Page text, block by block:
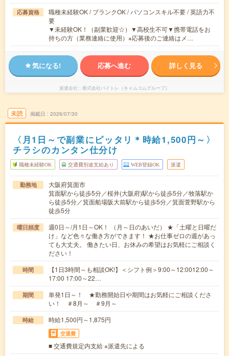
応募資格
職種未経験OK / ブランクOK / パソコンスキル不要 / 英語力不
要
▼未経験OK！（副業歓迎☆）▼高校生不可▼携帯電話をお
持ちの方（業務連絡に使用）※応募後のご連絡はメ…
気になる! 応募へ進む 詳しく見る
派遣会社 株式会社バイトレ（キャムコムグループ）
未読 掲載日 2026/07/30
〈月1日～で副業にピッタリ＊時給1,500円～〉
チラシのカンタン仕分け
職種未経験OK 交通費別途支給あり WEB登録OK 派遣
勤務地
大阪府箕面市
箕面駅から徒歩5分／桜井(大阪府)駅から徒歩5分／牧落駅か
ら徒歩5分／箕面船場阪大前駅から徒歩5分／箕面萱野駅から
徒歩5分
曜日頻度
週0日～/月1日～OK！ （月～日のあいだ） ★「土曜と日曜だ
け」など色々な働き方ができます！ ★お仕事ゼロの週があっ
ても大丈夫。 働きたい日、お休みの希望はお気軽にご相談く
ださい！
時間
【1日3時間～も相談OK!】＜シフト例＞9:00～12:0012:00～
17:00 17:00～22…
期間
単発1日～！ ★勤務開始日や期間はお気軽にご相談くださ
い！ ＃8月～ ＃9月～
時給 時給1,500円～1,875円
交通費
■ 交通費規定内支給 ※派遣先による